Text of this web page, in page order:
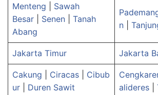
Menteng
Sawah
Besar
Senen
Tanah
Abang
n
Jakarta Timur Jakarta
Cakung Ciracas
Cibub
ur
Duren Sawit
alideres